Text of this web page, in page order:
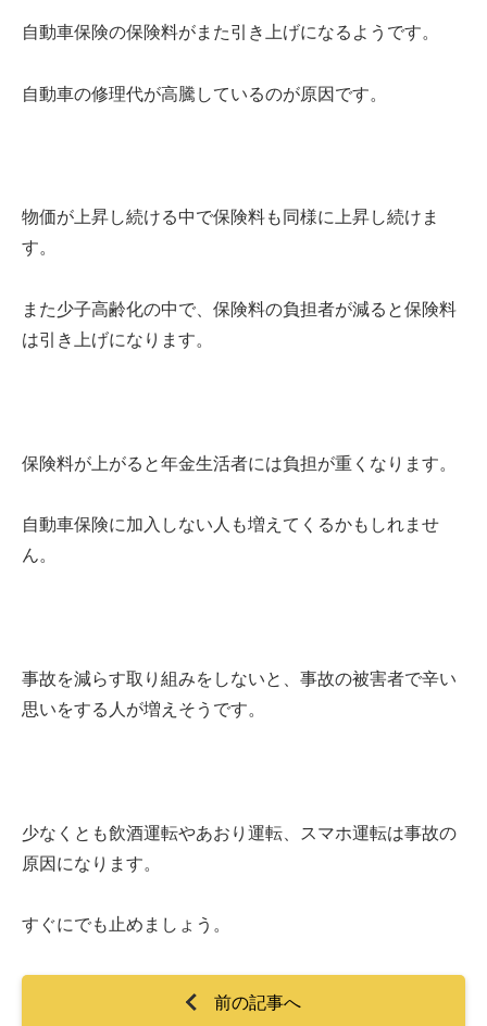
自動車保険の保険料がまた引き上げになるようです。
自動車の修理代が高騰しているのが原因です。
物価が上昇し続ける中で保険料も同様に上昇し続けま
す。
また少子高齢化の中で、保険料の負担者が減ると保険料
は引き上げになります。
保険料が上がると年金生活者には負担が重くなります。
自動車保険に加入しない人も増えてくるかもしれませ
ん。
事故を減らす取り組みをしないと、事故の被害者で辛い
思いをする人が増えそうです。
少なくとも飲酒運転やあおり運転、スマホ運転は事故の
原因になります。
すぐにでも止めましょう。
前の記事へ